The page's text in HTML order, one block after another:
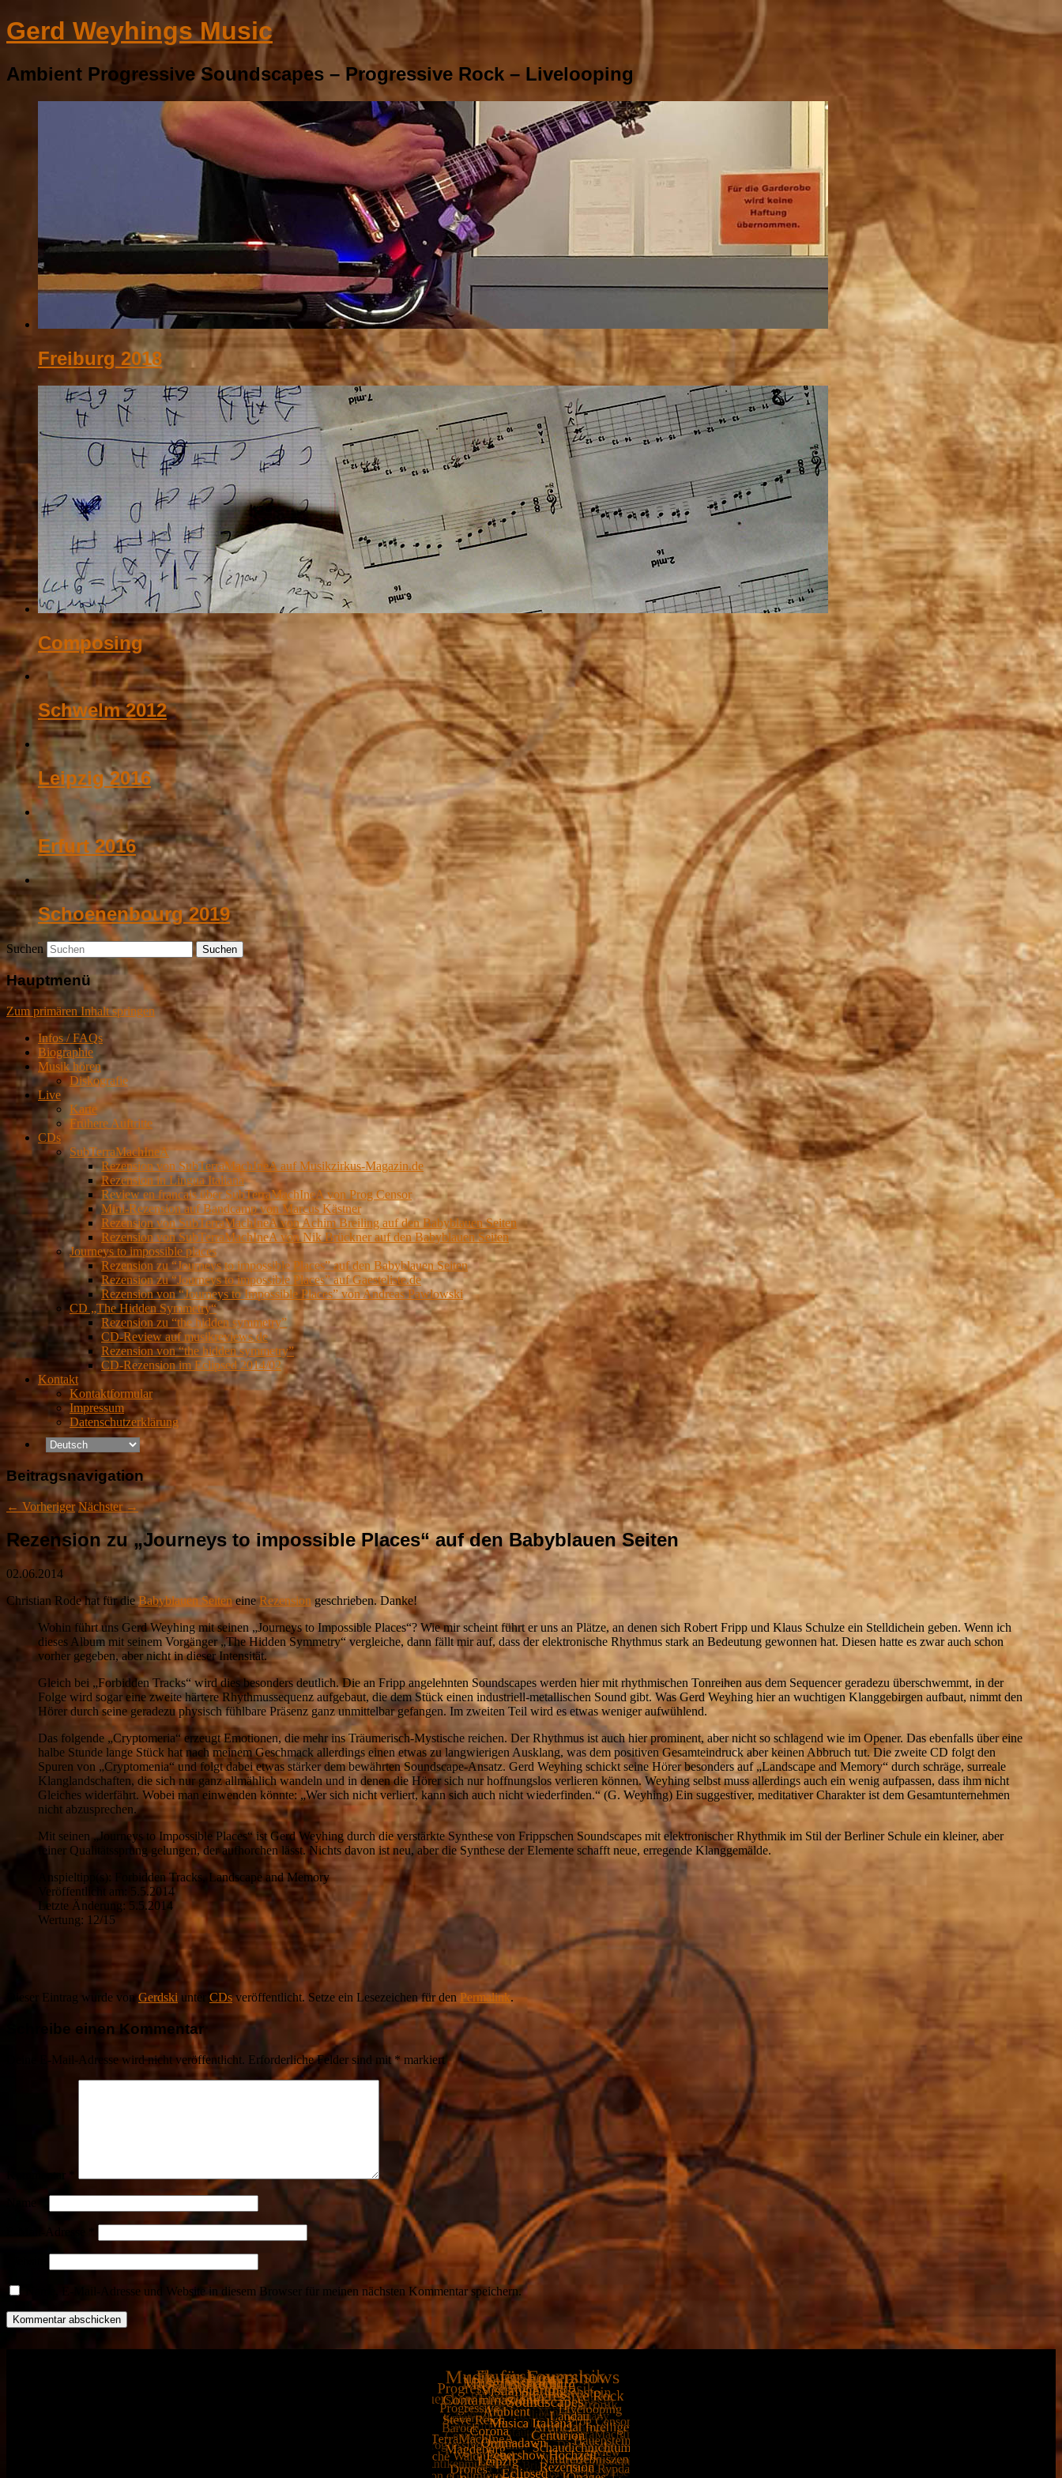
Gerd Weyhings Music
Ambient Progressive Soundscapes – Progressive Rock – Livelooping
Freiburg 2018
Composing
Schwelm 2012
Leipzig 2016
Erfurt 2016
Schoenenbourg 2019
Suchen
Hauptmenü
Zum primären Inhalt springen
Infos / FAQs
Biographie
Musik hören
Diskografie
Live
Karte
Frühere Auftritte
CDs
SubTerraMachIneA
Rezension von SubTerraMachIneA auf Musikzirkus-Magazin.de
Rezension in Lingua Italiana
Review en francais über SubTerraMachIneA von Prog Censor
Mini-Rezension auf Bandcamp von Marcus Kästner
Rezension von SubTerraMachIneA von Achim Breiling auf den Babyblauen Seiten
Rezension von SubTerraMachIneA von Nik Brückner auf den Babyblauen Seiten
Journeys to impossible places
Rezension zu “Journeys to impossible Places” auf den Babyblauen Seiten
Rezension zu “Journeys to impossible Places” auf Gaesteliste.de
Rezension von “Journeys to Impossible Places” von Andreas Pawlowski
CD „The Hidden Symmetry“
Rezension zu “the hidden symmetry”
CD-Review auf musikreviews.de
Rezension von “the hidden symmetry”
CD-Rezension im Eclipsed 2014/02
Kontakt
Kontaktformular
Impressum
Datenschutzerklärung
Beitragsnavigation
← Vorheriger Nächster →
Rezension zu „Journeys to impossible Places“ auf den Babyblauen Seiten
02.06.2014
Christian Rode hat für dieBabyblauen SeiteneineRezension geschrieben. Danke!
Wohin führt uns Gerd Weyhing mit seinen „Journeys to Impossible Places“? Wie mir scheint führt er uns an Plätze, an denen sich Robert Fripp und Klaus Schulze ein Stelldichein geben. Wenn ich
dieses Album mit seinem Vorgänger „The Hidden Symmetry“ vergleiche, dann fällt mir auf, dass der elektronische Rhythmus stark an Bedeutung gewonnen hat. Diesen hatte es zwar auch schon
vorher gegeben, aber nicht in dieser Intensität.
Gleich bei „Forbidden Tracks“ wird dies besonders deutlich. Die an Fripp angelehnten Soundscapes werden hier mit rhythmischen Tonreihen aus dem Sequencer geradezu überschwemmt, in der
Folge wird sogar eine zweite härtere Rhythmussequenz aufgebaut, die dem Stück einen industriell-metallischen Sound gibt. Was Gerd Weyhing hier an wuchtigen Klanggebirgen aufbaut, nimmt den
Hörer durch seine geradezu physisch fühlbare Präsenz ganz unmittelbar gefangen. Im zweiten Teil wird es etwas weniger aufwühlend.
Das folgende „Cryptomeria“ erzeugt Emotionen, die mehr ins Träumerisch-Mystische reichen. Der Rhythmus ist auch hier prominent, aber nicht so schlagend wie im Opener. Das ebenfalls über eine
halbe Stunde lange Stück hat nach meinem Geschmack allerdings einen etwas zu langwierigen Ausklang, was dem positiven Gesamteindruck aber keinen Abbruch tut. Die zweite CD folgt den
Spuren von „Cryptomenia“ und folgt dabei etwas stärker dem bewährten Soundscape-Ansatz. Gerd Weyhing schickt seine Hörer besonders auf „Landscape and Memory“ durch schräge, surreale
Klanglandschaften, die sich nur ganz allmählich wandeln und in denen die Hörer sich nur hoffnungslos verlieren können. Weyhing selbst muss allerdings auch ein wenig aufpassen, dass ihm nicht
Gleiches widerfährt. Wobei man einwenden könnte: „Wer sich nicht verliert, kann sich auch nicht wiederfinden.“ (G. Weyhing) Ein suggestiver, meditativer Charakter ist dem Gesamtunternehmen
nicht abzusprechen.
Mit seinen „Journeys to Impossible Places“ ist Gerd Weyhing durch die verstärkte Synthese von Frippschen Soundscapes mit elektronischer Rhythmik im Stil der Berliner Schule ein kleiner, aber
feiner Qualitätssprung gelungen, der aufhorchen lässt. Nichts davon ist neu, aber die Synthese der Elemente schafft neue, erregende Klanggemälde.
Anspieltipp(s): Forbidden Tracks, Landscape and Memory
Veröffentlicht am: 5.5.2014
Letzte Änderung: 5.5.2014
Wertung: 12/15
Dieser Eintrag wurde von Gerdski unter CDsveröffentlicht. Setze ein Lesezeichen für denPermalink.
Schreibe einen Kommentar
Deine E-Mail-Adresse wird nicht veröffentlicht. Erforderliche Felder sind mit * markiert
Name, E-Mail-Adresse und Website in diesem Browser für meinen nächsten Kommentar speichern.